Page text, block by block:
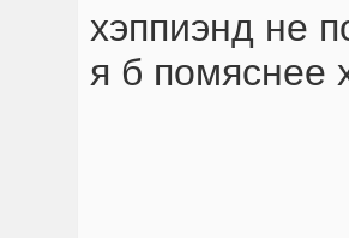
хэппиэнд не
я б помяснее